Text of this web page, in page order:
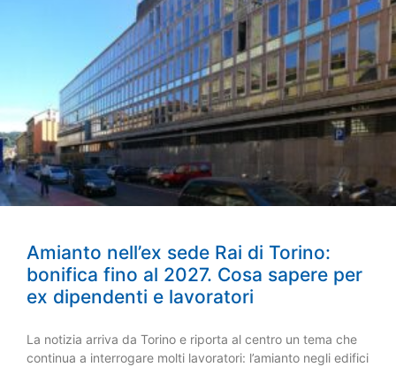
Amianto nell’ex sede Rai di Torino:
bonifica fino al 2027. Cosa sapere per
ex dipendenti e lavoratori
La notizia arriva da Torino e riporta al centro un tema che
continua a interrogare molti lavoratori: l’amianto negli edifici